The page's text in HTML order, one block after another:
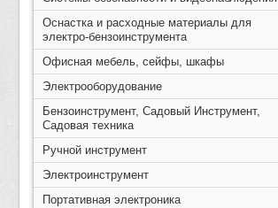
Оснастка и расходные материалы для
электро-бензоинструмента
Офисная мебель, сейфы, шкафы
Электрооборудование
Бензоинструмент, Садовый Инструмент,
Садовая техника
Ручной инструмент
Электроинструмент
Портативная электроника